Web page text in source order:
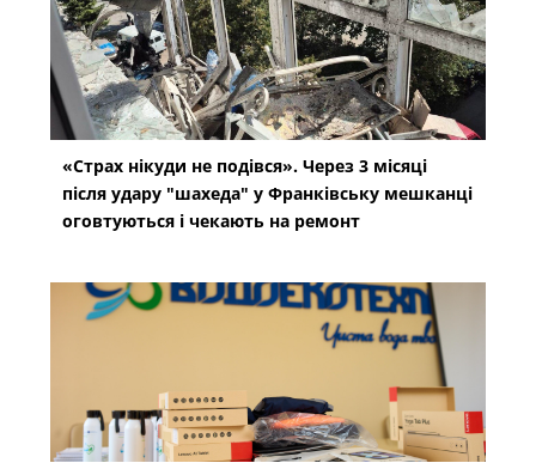
«Страх нікуди не подівся». Через 3 місяці
після удару "шахеда" у Франківську мешканці
оговтуються і чекають на ремонт